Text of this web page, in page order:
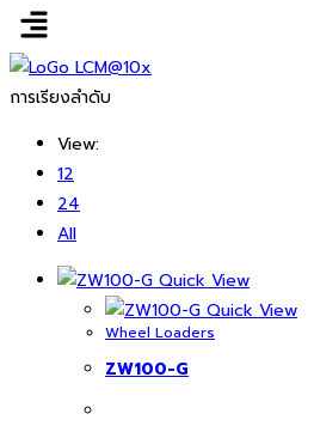
การเรียงลำดับ
View:
12
24
All
Quick View
Quick View
Wheel Loaders
ZW100-G